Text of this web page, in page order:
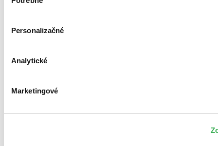
súhlasu
Personalizačné
Analytické
Marketingové
Nine Lives on Two Wheels